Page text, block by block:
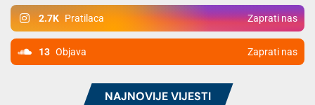
2.7K Pratilaca Zaprati nas
13 Objava Zaprati nas
NAJNOVIJE VIJESTI